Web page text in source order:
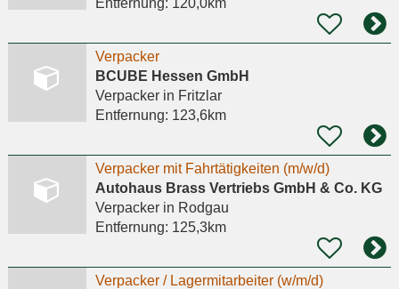
Entfernung: 120,0km
Verpacker
BCUBE Hessen GmbH
Verpackerin Fritzlar
Entfernung: 123,6km
Verpacker mit Fahrtätigkeiten (m/w/d)
Autohaus Brass Vertriebs GmbH & Co. KG
Verpackerin Rodgau
Entfernung: 125,3km
Verpacker / Lagermitarbeiter (w/m/d)